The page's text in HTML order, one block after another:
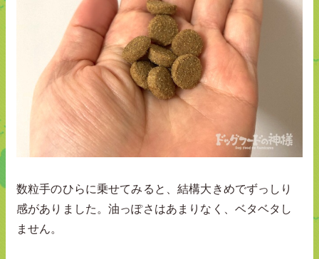
数粒手のひらに乗せてみると、結構大きめでずっしり
感がありました。油っぽさはあまりなく、ベタベタし
ません。